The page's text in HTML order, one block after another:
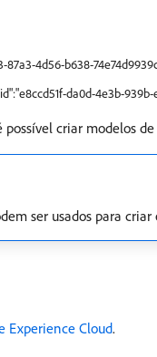
4d56-b638-
da0d-4e3b-
possível criar modelos
ser usados para
Experience Cloud.